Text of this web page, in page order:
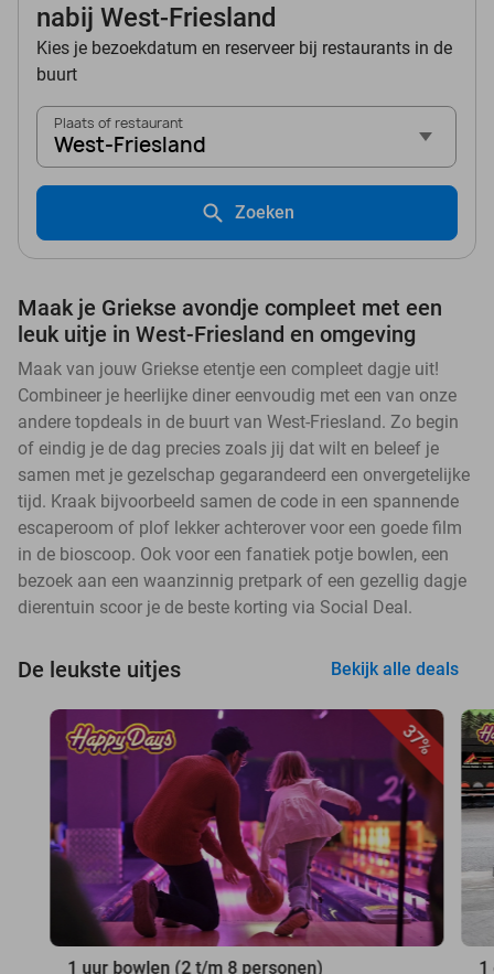
nabij West-Friesland
Kies je bezoekdatum en reserveer bij restaurants in de
buurt
Plaats of restaurant
West-Friesland
Zoeken
Maak je Griekse avondje compleet met een
leuk uitje in West-Friesland en omgeving
Maak van jouw Griekse etentje een compleet dagje uit!
Combineer je heerlijke diner eenvoudig met een van onze
andere topdeals in de buurt van West-Friesland. Zo begin
of eindig je de dag precies zoals jij dat wilt en beleef je
samen met je gezelschap gegarandeerd een onvergetelijke
tijd. Kraak bijvoorbeeld samen de code in een spannende
escaperoom of plof lekker achterover voor een goede film
in de bioscoop. Ook voor een fanatiek potje bowlen, een
bezoek aan een waanzinnig pretpark of een gezellig dagje
dierentuin scoor je de beste korting via Social Deal.
De leukste uitjes Bekijk alle deals
37%
1 uur bowlen (2 t/m 8 personen)
1